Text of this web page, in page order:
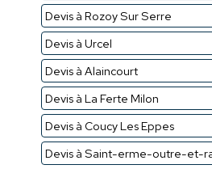
Devis à Rozoy Sur Serre
Devis à Urcel
Devis à Alaincourt
Devis à La Ferte Milon
Devis à Coucy Les Eppes
Devis à Saint-erme-outre-et-